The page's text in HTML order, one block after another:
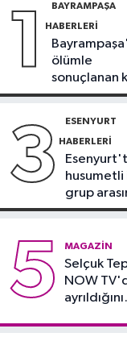
1 BAYRAMPAŞA
HABERLERI
ölümle
sonuçlanan
Sürücü
3 ESENYURT
HABERLERI
husumetli
grup
silahlı
5 MAGAZIN
Selçuk
NOW
ayrıldığını